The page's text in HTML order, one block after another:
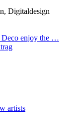
Digitaldesign
Deco enjoy the …
artists